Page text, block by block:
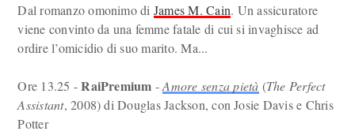
Dal romanzo omonimo di James M. Cain. Un assicuratore
viene convinto da una femme fatale di cui si invaghisce ad
ordire l’omicidio di suo marito. Ma...
Ore 13.25 -RaiPremium -Amore senza pietà (The Perfect
Assistant, 2008) di Douglas Jackson, con Josie Davis e Chris
Potter